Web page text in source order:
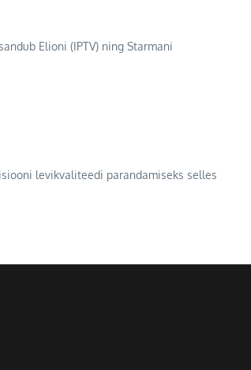
Elioni (IPTV) ning Starmani
levikvaliteedi parandamiseks selles